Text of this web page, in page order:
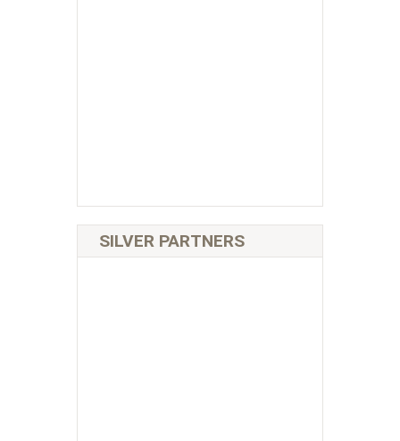
SILVER PARTNERS